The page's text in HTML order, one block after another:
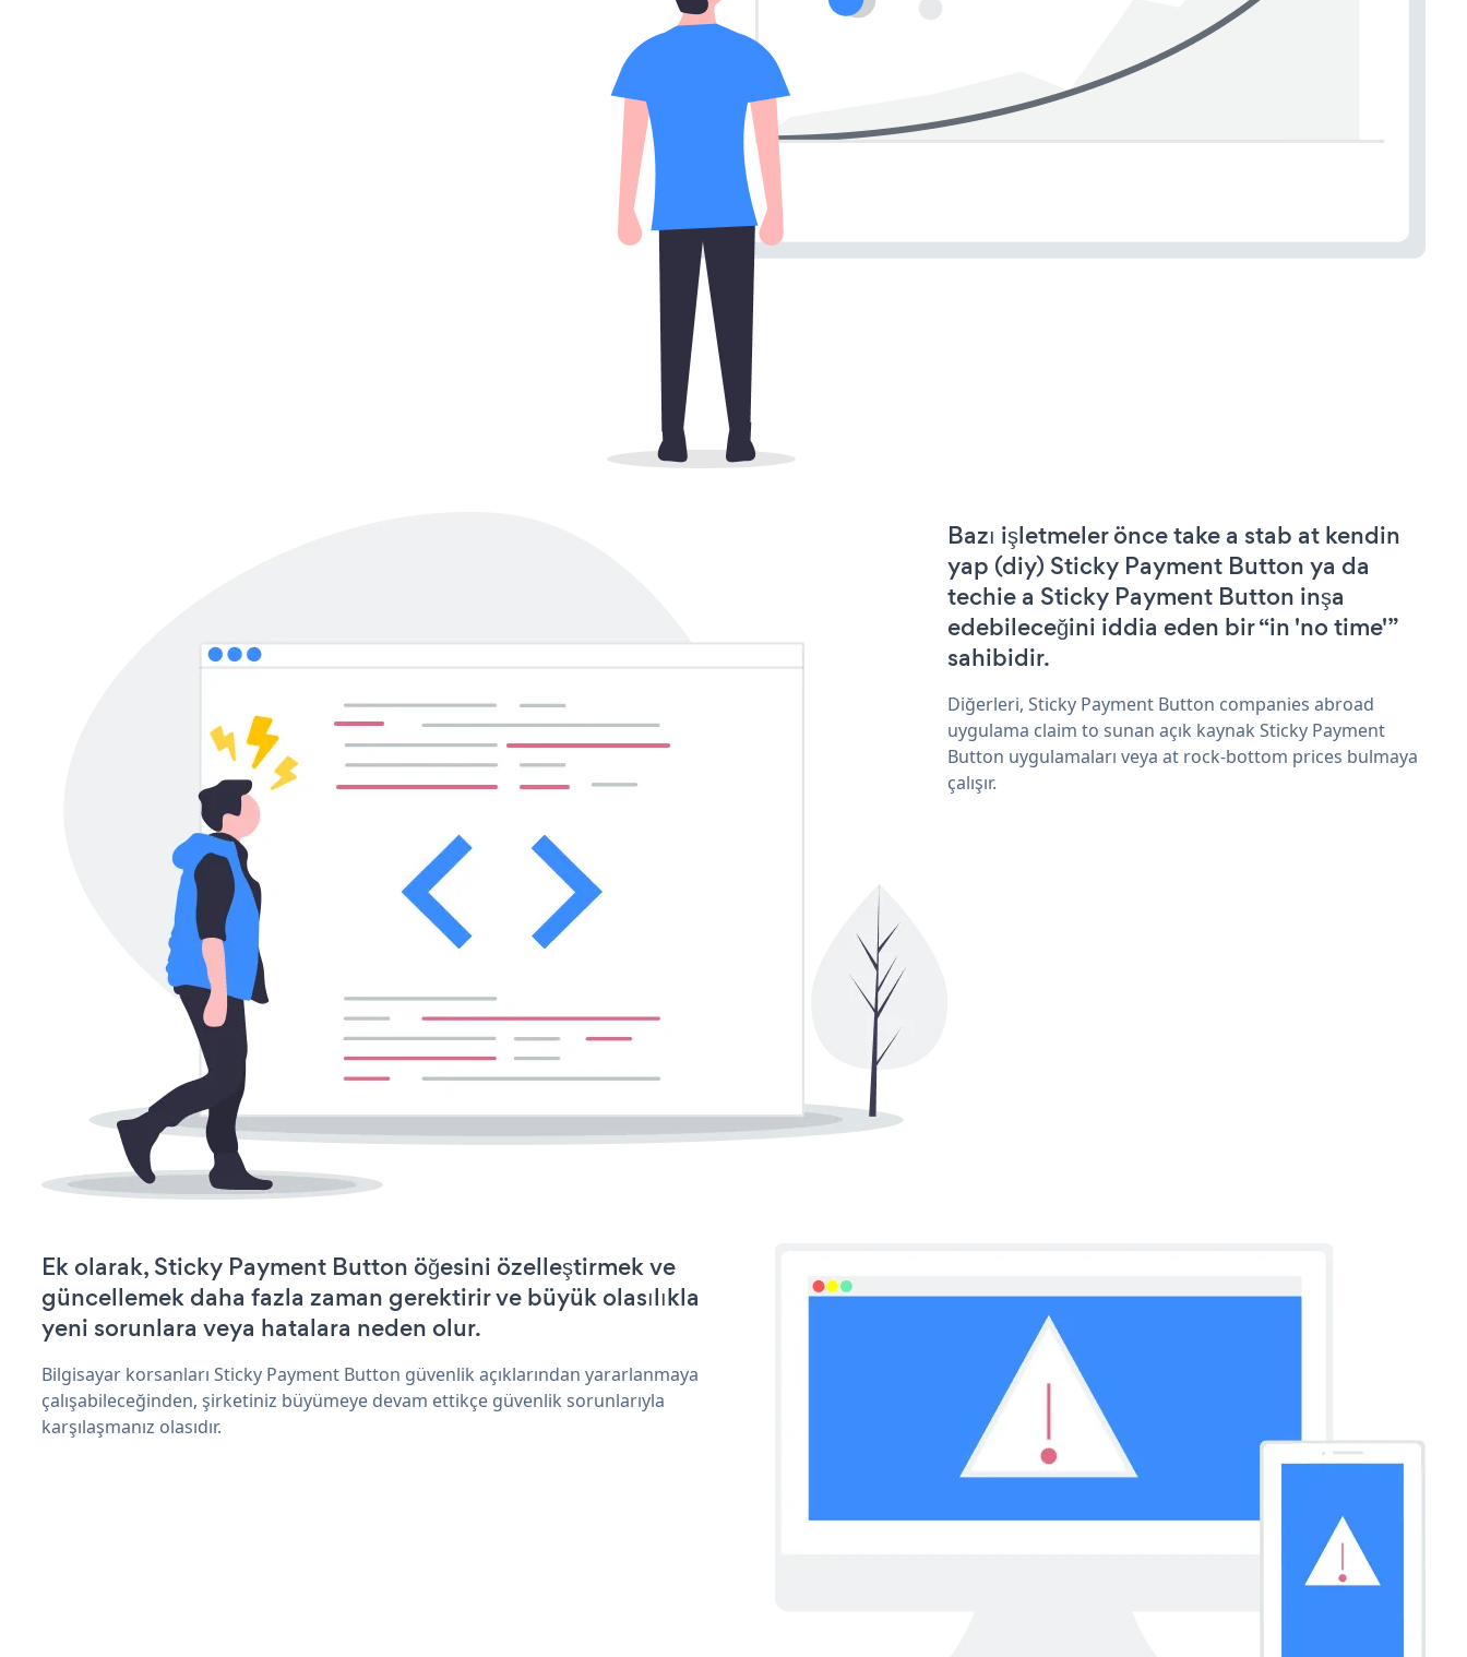
Bazı işletmeler önce take a stab at kendin
yap (diy) Sticky Payment Button ya da
techie a Sticky Payment Button inşa
edebileceğini iddia eden bir “in 'no time'”
sahibidir.
Diğerleri, Sticky Payment Button companies abroad
uygulama claim to sunan açık kaynak Sticky Payment
Button uygulamaları veya at rock-bottom prices bulmaya
çalışır.
Ek olarak, Sticky Payment Button öğesini özelleştirmek ve
güncellemek daha fazla zaman gerektirir ve büyük olasılıkla
yeni sorunlara veya hatalara neden olur.
Bilgisayar korsanları Sticky Payment Button güvenlik açıklarından yararlanmaya
çalışabileceğinden, şirketiniz büyümeye devam ettikçe güvenlik sorunlarıyla
karşılaşmanız olasıdır.